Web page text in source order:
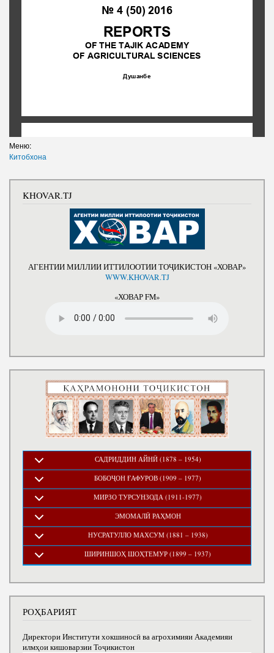
Меню:
Китобхона
KHOVAR.TJ
АГЕНТИИ МИЛЛИИ ИТТИЛООТИИ ТОҶИКИСТОН «ХОВАР»
WWW.KHOVAR.TJ
«ХОВАР FM»
САДРИДДИН АЙНӢ (1878 – 1954)
БОБОҶОН ҒАФУРОВ (1909 – 1977)
МИРЗО ТУРСУНЗОДА (1911-1977)
ЭМОМАЛӢ РАҲМОН
НУСРАТУЛЛО МАХСУМ (1881 – 1938)
ШИРИНШОҲ ШОҲТЕМУР (1899 – 1937)
РОҲБАРИЯТ
Директори Институти хокшиносӣ ва агрохимияи Академияи
илмҳои кишоварзии Тоҷикистон